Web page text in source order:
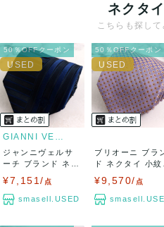
送料：¥1,650 (見込み)
送料
出荷目安：5営業日以内
出荷予定日：なるべく最短で
兵庫県から出荷
ネクタ
こちらも探し
50％OFFクーポン
GIANNI VERSACE
ジャンニヴェルサ
ーチ ブランド ネク
¥7,151/ 点
smasell.USED
50％OFFクーポン
ブリオーニ ブラ
ド ネクタイ 小紋
¥9,570/ 点